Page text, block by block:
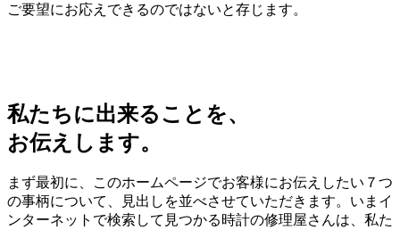
ご要望にお応えできるのではないと存じます。
私たちに出来ることを、
お伝えします。
まず最初に、このホームページでお客様にお伝えしたい７つ
の事柄について、見出しを並べさせていただきます。いまイ
ンターネットで検索して見つかる時計の修理屋さんは、私た